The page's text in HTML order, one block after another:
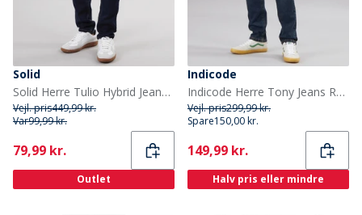
Solid
Solid Herre Tulio Hybrid Jeans Med Lige Ben Blå
Vejl. pris449,99 kr.
Var99,99 kr.
Current
79,99 kr.
Outlet
Indicode
Indicode Herre Tony Jeans Regular Fit Iconic Blå
Vejl. pris299,99 kr.
Spare150,00 kr.
Current
149,99 kr.
Halv pris eller mindre